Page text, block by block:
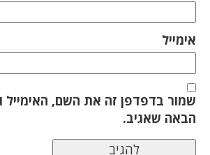
אימייל
שמור בדפדפן זה את השם, האימייל
הבאה שאגיב.